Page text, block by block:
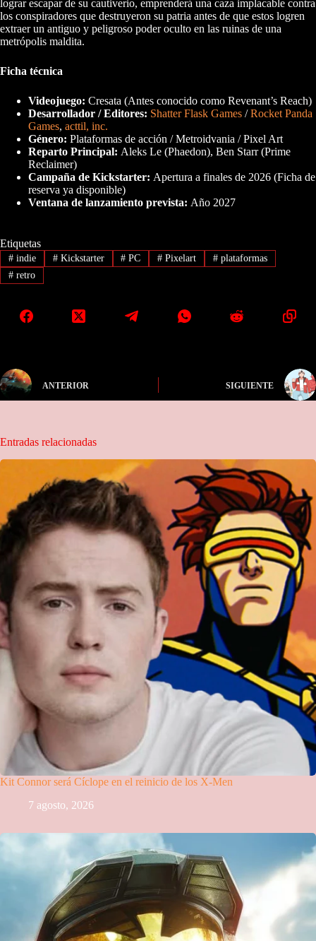
lograr escapar de su cautiverio, emprenderá una caza implacable contra
los conspiradores que destruyeron su patria antes de que estos logren
extraer un antiguo y peligroso poder oculto en las ruinas de una
metrópolis maldita.
Ficha técnica
Videojuego: Cresata (Antes conocido como Revenant’s Reach)
Desarrollador / Editores: Shatter Flask Games /Rocket Panda
Games, acttil, inc.
Género: Plataformas de acción / Metroidvania / Pixel Art
Reparto Principal: Aleks Le (Phaedon), Ben Starr (Prime
Reclaimer)
Campaña de Kickstarter: Apertura a finales de 2026 (Ficha de
reserva ya disponible)
Ventana de lanzamiento prevista: Año 2027
Etiquetas
#indie #Kickstarter # PC # Pixelart # plataformas
#retro
ANTERIOR SIGUIENTE
Entradas relacionadas
Kit Connor será Cíclope en el reinicio de los X-Men
7 agosto, 2026